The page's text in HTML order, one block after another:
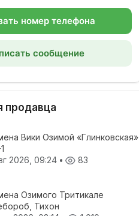
номер телефона
сообщение
продавца
Вики Озимой «Глинковская»
2026, 09:24 • 83
Озимого Тритикале
Тихон